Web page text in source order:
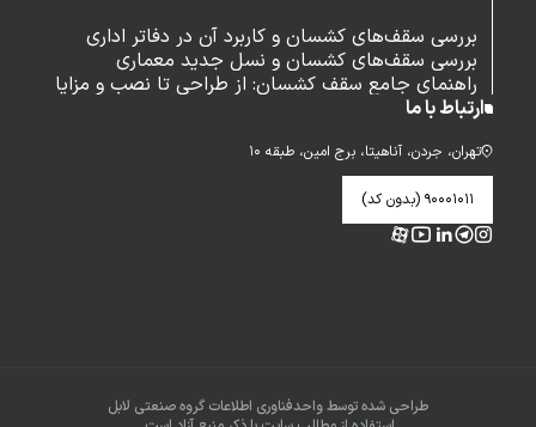
بررسی سقف‌های کشسان و کاربرد آن در دفاتر اداری
بررسی سقف‌های کشسان و نسل جدید معماری
راهنمای جامع سقف کشسان: از طراحی تا نصب و مزایا
ارتباط با ما
تهران، جردن، آناهیتا، برج امین، طبقه ۱۰
۹۰۰۰۱۰۱۱ (بدون کد)
طراحی شده توسط واحدفناوری اطلاعات گروه صنعتی لابل